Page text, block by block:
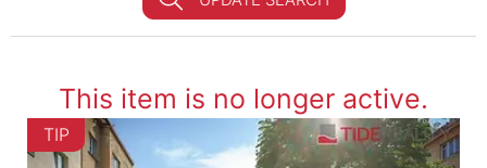
This item is no longer active.
TIP